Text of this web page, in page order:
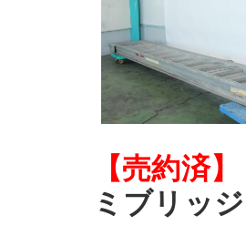
【売約済】
ミブリッジ